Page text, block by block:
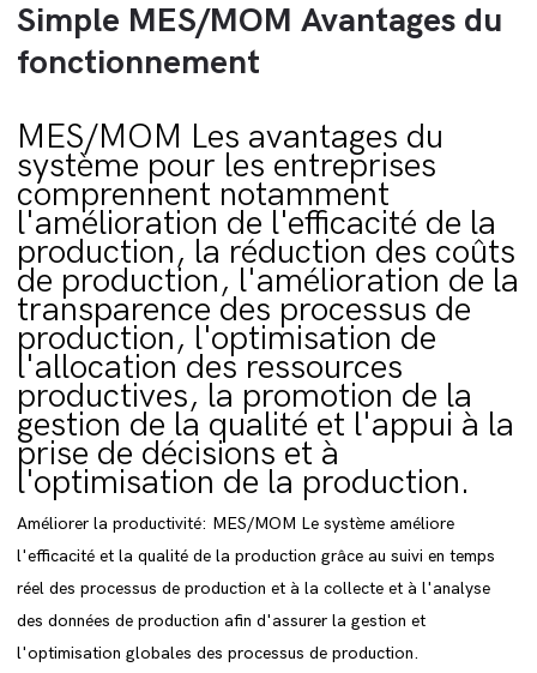
Simple MES/MOM Avantages du
fonctionnement
MES/MOM Les avantages du
système pour les entreprises
comprennent notamment
l'amélioration de l'efficacité de la
production, la réduction des coûts
de production, l'amélioration de la
transparence des processus de
production, l'optimisation de
l'allocation des ressources
productives, la promotion de la
gestion de la qualité et l'appui à la
prise de décisions et à
l'optimisation de la production.
Améliorer la productivité: MES/MOM Le système améliore
l'efficacité et la qualité de la production grâce au suivi en temps
réel des processus de production et à la collecte et à l'analyse
des données de production afin d'assurer la gestion et
l'optimisation globales des processus de production.